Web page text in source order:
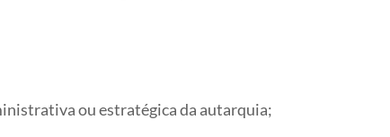
ou estratégica da autarquia;